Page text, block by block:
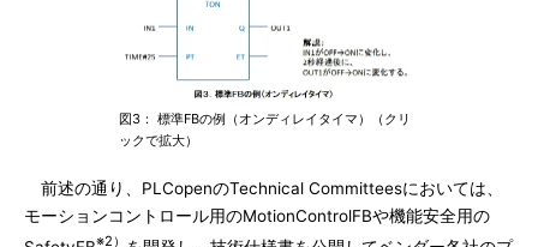
図3： 標準FBの例（オンディレイタイマ）（クリ
ックで拡大）
前述の通り、PLCopenのTechnical Committeesにおいては、
モーションコントロール用のMotionControlFBや機能安全用の
※2）